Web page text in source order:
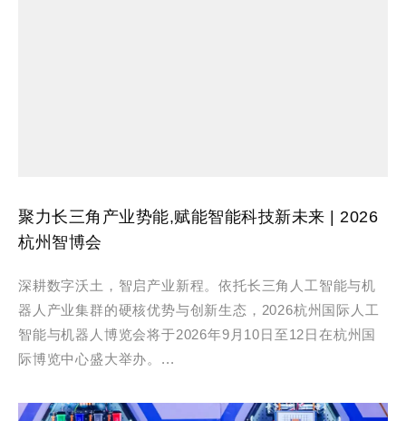
聚力长三角产业势能,赋能智能科技新未来 | 2026
杭州智博会
深耕数字沃土，智启产业新程。依托长三角人工智能与机
器人产业集群的硬核优势与创新生态，2026杭州国际人工
智能与机器人博览会将于2026年9月10日至12日在杭州国
际博览中心盛大举办。...